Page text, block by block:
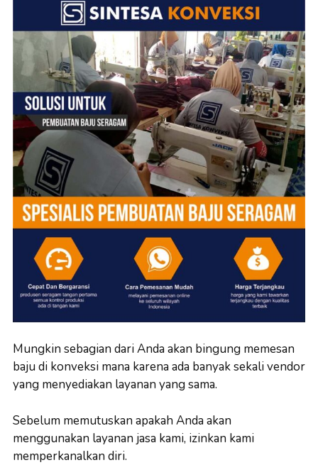
Mungkin sebagian dari Anda akan bingung memesan
baju di konveksi mana karena ada banyak sekali vendor
yang menyediakan layanan yang sama.
Sebelum memutuskan apakah Anda akan
menggunakan layanan jasa kami, izinkan kami
memperkanalkan diri.